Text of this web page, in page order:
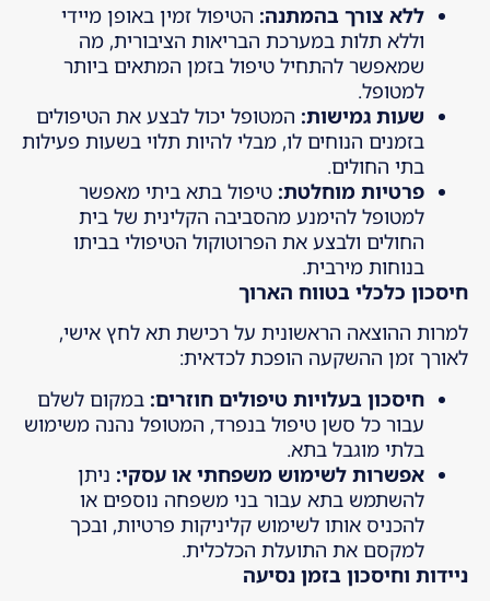
ללא צורך בהמתנה: הטיפול זמין באופן מיידי
וללא תלות במערכת הבריאות הציבורית, מה
שמאפשר להתחיל טיפול בזמן המתאים ביותר
למטופל.
שעות גמישות: המטופל יכול לבצע את הטיפולים
בזמנים הנוחים לו, מבלי להיות תלוי בשעות פעילות
בתי החולים.
פרטיות מוחלטת: טיפול בתא ביתי מאפשר
למטופל להימנע מהסביבה הקלינית של בית
החולים ולבצע את הפרוטוקול הטיפולי בביתו
בנוחות מירבית.
חיסכון כלכלי בטווח הארוך
למרות ההוצאה הראשונית על רכישת תא לחץ אישי,
לאורך זמן ההשקעה הופכת לכדאית:
חיסכון בעלויות טיפולים חוזרים: במקום לשלם
עבור כל סשן טיפול בנפרד, המטופל נהנה משימוש
בלתי מוגבל בתא.
אפשרות לשימוש משפחתי או עסקי: ניתן
להשתמש בתא עבור בני משפחה נוספים או
להכניס אותו לשימוש קליניקות פרטיות, ובכך
למקסם את התועלת הכלכלית.
ניידות וחיסכון בזמן נסיעה